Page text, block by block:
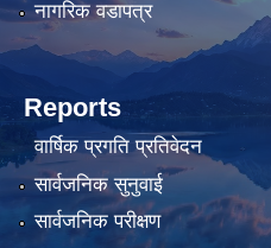
नागरिक वडापत्र
Reports
वार्षिक प्रगति प्रतिवेदन
सार्वजनिक सुनुवाई
सार्वजनिक परीक्षण